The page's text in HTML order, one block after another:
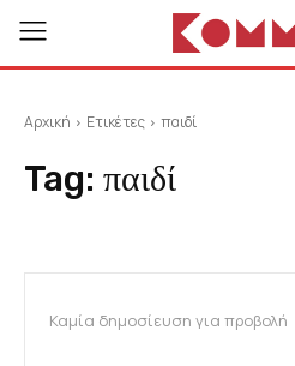
Αρχική Ετικέτες παιδί
Tag: παιδί
Καμία δημοσίευση για προβολή